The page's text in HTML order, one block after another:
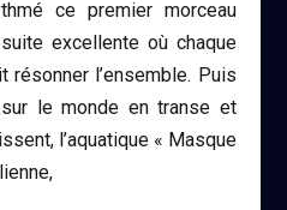
ce premier morceau
excellente où chaque
l’ensemble. Puis
le monde en transe et
l’aquatique « Masque